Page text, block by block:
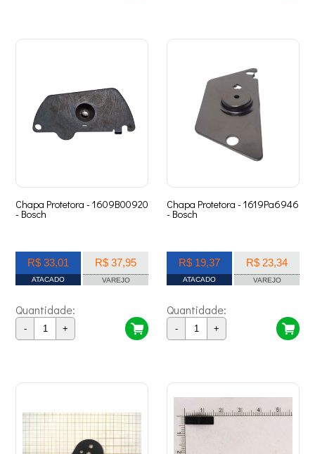
Chapa Protetora - 1609B00920
- Bosch
R$ 33,01
ATACADO
R$ 37,95
VAREJO
Quantidade:
- +
Chapa Protetora - 1619Pa6946
- Bosch
R$ 19,37
ATACADO
R$ 23,34
VAREJO
Quantidade:
- +